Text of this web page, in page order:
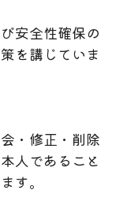
安全性確保の
を講じていま
・修正・削除
人であること
す。